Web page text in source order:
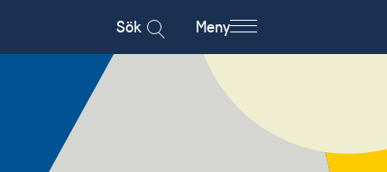
Sök Meny